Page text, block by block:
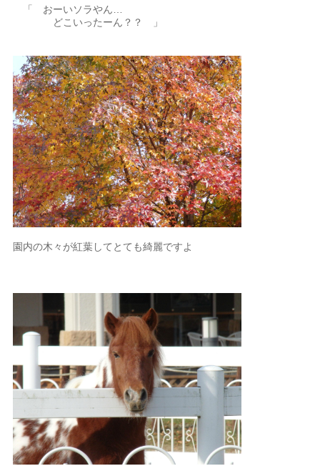
「 おーいソラやん…
どこいったーん？？ 」
園内の木々が紅葉してとても綺麗ですよ